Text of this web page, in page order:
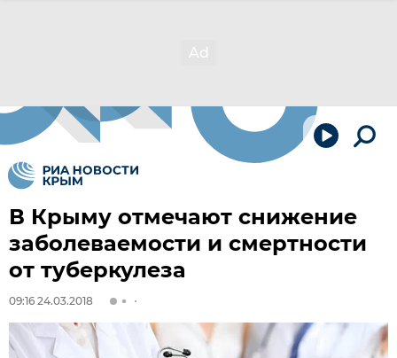
В Крыму отмечают снижение
заболеваемости и смертности
от туберкулеза
09:16 24.03.2018